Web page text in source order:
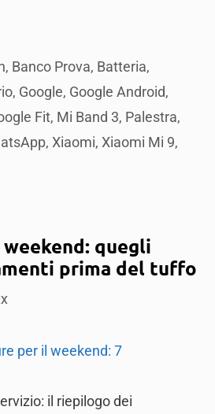
, Banco Prova, Batteria,
, Google, Google Android,
Fit, Mi Band 3, Palestra,
, Xiaomi, Xiaomi Mi 9,
quegli
prima del tuffo
il riepilogo dei